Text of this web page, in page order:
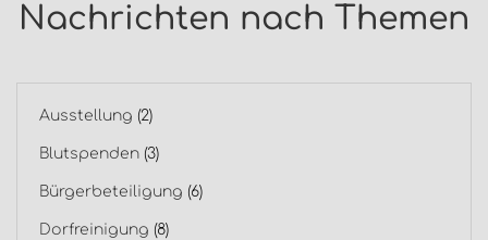
Nachrichten nach Themen
Ausstellung (2)
Blutspenden (3)
Bürgerbeteiligung (6)
Dorfreinigung (8)